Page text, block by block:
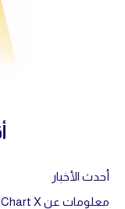
أحدث الأخبار
معلومات عن Smart Chart X